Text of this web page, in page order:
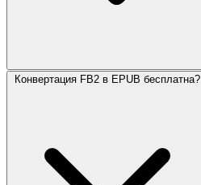
Конвертация FB2 в EPUB бесплатна?